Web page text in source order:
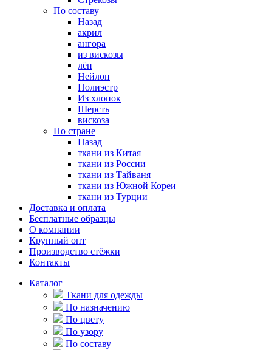
По составу
Назад
акрил
ангора
из вискозы
лён
Нейлон
Полиэстр
Из хлопок
Шерсть
вискоза
По стране
Назад
ткани из Китая
ткани из России
ткани из Тайваня
ткани из Южной Кореи
ткани из Турции
Доставка и оплата
Бесплатные образцы
О компании
Крупный опт
Производство стёжки
Контакты
Каталог
Ткани для одежды
По назначению
По цвету
По узору
По составу